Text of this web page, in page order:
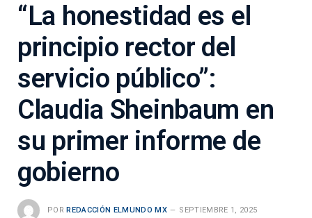
“La honestidad es el
principio rector del
servicio público”:
Claudia Sheinbaum en
su primer informe de
gobierno
POR REDACCIÓN ELMUNDO MX SEPTIEMBRE 1, 2025